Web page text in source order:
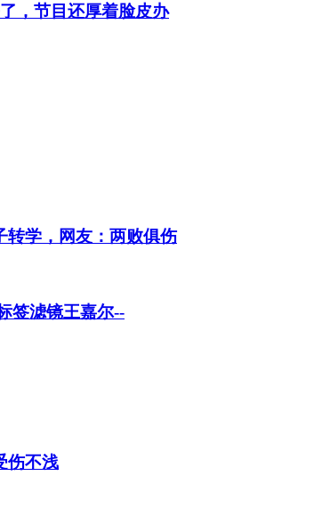
，节目还厚着脸皮办
转学，网友：两败俱伤
签滤镜王嘉尔--
伤不浅